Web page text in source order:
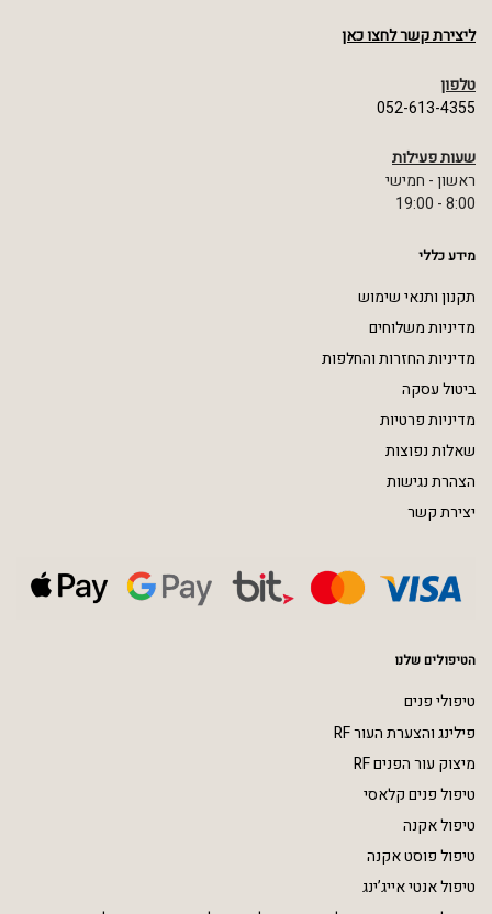
ליצירת קשר לחצו כאן
טלפון
052-613-4355
שעות פעילות
ראשון - חמישי
8:00 - 19:00
מידע כללי
תקנון ותנאי שימוש
מדיניות משלוחים
מדיניות החזרות והחלפות
ביטול עסקה
מדיניות פרטיות
שאלות נפוצות
הצהרת נגישות
יצירת קשר
הטיפולים שלנו
טיפולי פנים
פילינג והצערת העור RF
מיצוק עור הפנים RF
טיפול פנים קלאסי
טיפול אקנה
טיפול פוסט אקנה
טיפול אנטי אייג’ינג